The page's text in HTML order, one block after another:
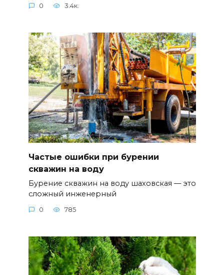
0 3.4к.
Частые ошибки при бурении
скважин на воду
Бурение скважин на воду шаховская — это
сложный инженерный
0 785